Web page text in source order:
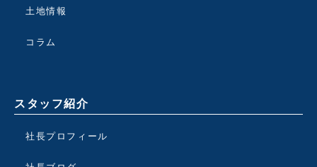
土地情報
コラム
スタッフ紹介
社長プロフィール